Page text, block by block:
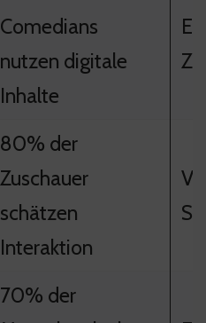
Comedians
nutzen digitale
Inhalte
80% der
Zuschauer
schätzen
Interaktion
70% der